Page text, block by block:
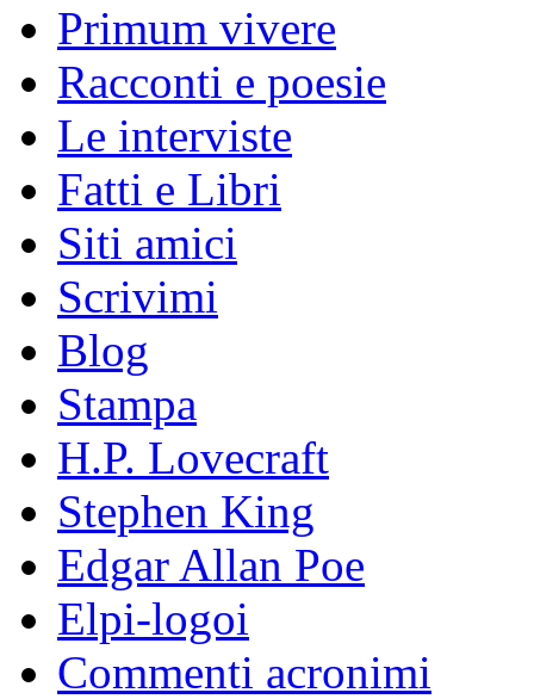
Primum vivere
Racconti e poesie
Le interviste
Fatti e Libri
Siti amici
Scrivimi
Blog
Stampa
H.P. Lovecraft
Stephen King
Edgar Allan Poe
Elpi-logoi
Commenti acronimi